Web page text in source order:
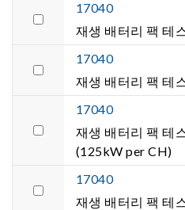
17040
재생 배터리 팩 테
17040
재생 배터리 팩 테
17040
재생 배터리 팩 테
(125kW per CH)
17040
재생 배터리 팩 테